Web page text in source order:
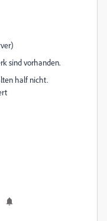
sind vorhanden.
half nicht.